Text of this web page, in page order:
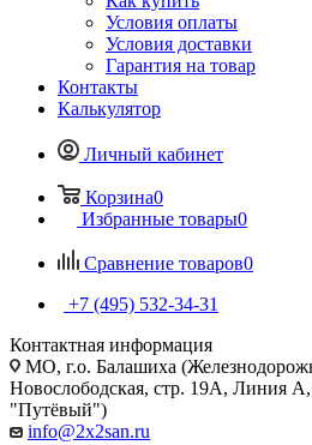
Условия оплаты
Условия доставки
Гарантия на товар
Контакты
Калькулятор
Личный кабинет
Корзина0
Избранные товары0
Сравнение товаров0
+7 (495) 532‑34‑31
Контактная информация
МО, г.о. Балашиха
Новослободская, стр. 19А, Линия
"Путёвый")
info@2x2san.ru